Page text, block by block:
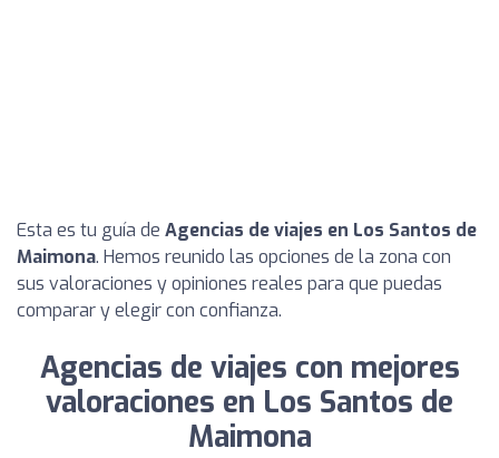
Esta es tu guía de Agencias de viajes en Los Santos de
Maimona. Hemos reunido las opciones de la zona con
sus valoraciones y opiniones reales para que puedas
comparar y elegir con confianza.
Agencias de viajes con mejores
valoraciones en Los Santos de
Maimona